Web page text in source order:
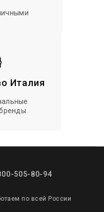
Италия
505-80-94
по всей России